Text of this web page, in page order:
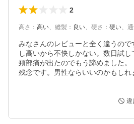
2
高さ ： 高い、 縫製 ： 良い、 硬さ ： 硬い、
みなさんのレビューと全く違うの
し高いから不快しかない。数日試
頚部痛が出たのでもう諦めました。
残念です。男性ならいいのかもしれ
違